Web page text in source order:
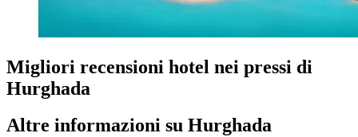
Migliori recensioni hotel nei pressi di
Hurghada
Altre informazioni su Hurghada